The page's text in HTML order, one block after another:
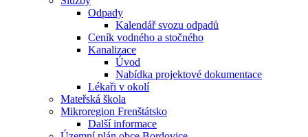
Odpady
Kalendář svozu odpadů
Ceník vodného a stočného
Kanalizace
Úvod
Nabídka projektové dokumentace
Lékaři v okolí
Mateřská škola
Mikroregion Frenštátsko
Další informace